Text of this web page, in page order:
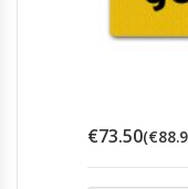
€73.50(€